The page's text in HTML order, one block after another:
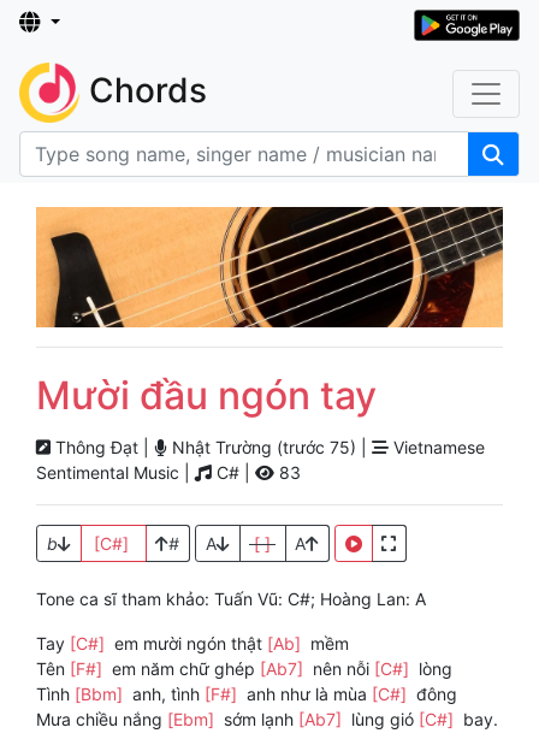
Chords
Mười đầu ngón tay
Thông Đạt | Nhật Trường (trước 75) |
Vietnamese
Sentimental Music |
C# | 83
b [C#] # A [ ] A
Tone ca sĩ tham khảo: Tuấn Vũ: C#; Hoàng Lan: A
Tay [C#] em mười ngón thật [Ab] mềm
Tên [F#] em năm chữ ghép [Ab7] nên nỗi [C#] lòng
Tình [Bbm] anh, tình [F#] anh như là mùa [C#] đông
Mưa chiều nắng [Ebm] sớm lạnh [Ab7] lùng gió [C#] bay.